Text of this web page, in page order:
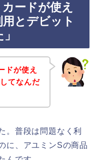
ードが使え
とデビット
ドが使え
てなんだ
。普段は問題なく利
に、アユミンSの商品